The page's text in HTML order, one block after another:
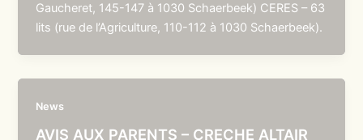
Gaucheret, 145-147 à 1030 Schaerbeek) CERES – 63
lits (rue de l’Agriculture, 110-112 à 1030 Schaerbeek).
News
AVIS AUX PARENTS – CRECHE ALTAIR